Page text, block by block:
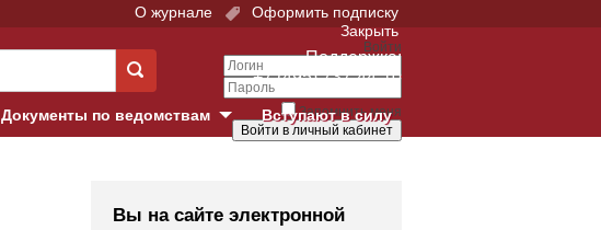
О журнале
Оформить подписку
Закрыть
Войти
Запомнить меня
Поддержка:
+7 (495) 737-44-10
Вступают в силу
Документы по ведомствам
Вы на сайте электронной